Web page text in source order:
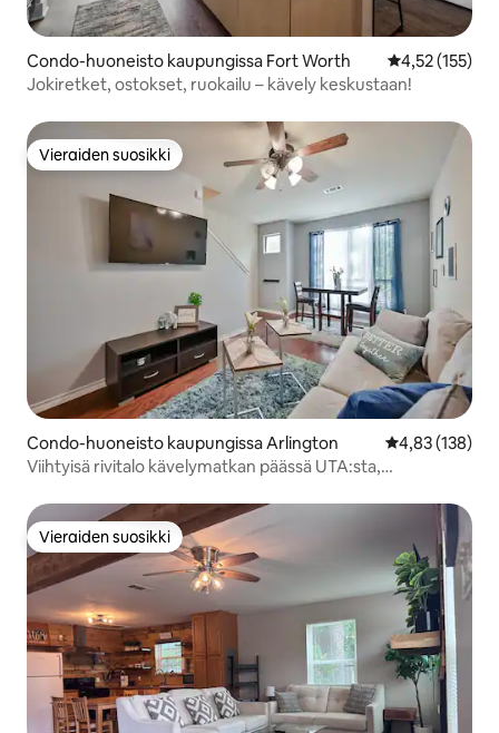
Condo-huoneisto kaupungissa Fort Worth
4,52 (155)
Jokiretket, ostokset, ruokailu – kävely keskustaan!
Vieraiden suosikki
Vieraiden suosikki
Condo-huoneisto kaupungissa Arlington
4,83 (138)
Viihtyisä rivitalo kävelymatkan päässä UTA:sta,
Vieraiden suosikki
Vieraiden suosikki